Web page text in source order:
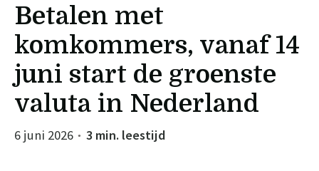
Betalen met
komkommers, vanaf 14
juni start de groenste
valuta in Nederland
6 juni 2026 ● 3 min. leestijd